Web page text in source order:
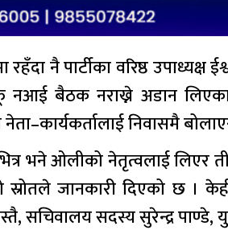
रहँदा नै पार्टीका वरिष्ठ
बैठक नराख्ने अडान लिएका
निवासमै
भने ओलीको नेतृत्वलाई
जानकारी दिएको छ ।
सचिवालय सदस्य सुरेन्द्र पाण्डे,